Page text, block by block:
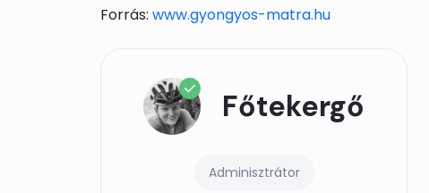
Forrás: www.gyongyos-matra.hu
Főtekergő
Adminisztrátor